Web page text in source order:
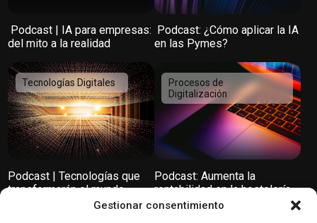
Gestionar consentimiento
️ Podcast | IA para empresas:
del mito a la realidad
️ Podcast: ¿Cómo aplicar la IA
en las Pymes?
Tecnologías Digitales
Podcast | Tecnologías que
transformarán el mundo
Procesos de
Digitalización
Podcast: Aumenta la
rentabilidad en la hostelería
con la digitalización